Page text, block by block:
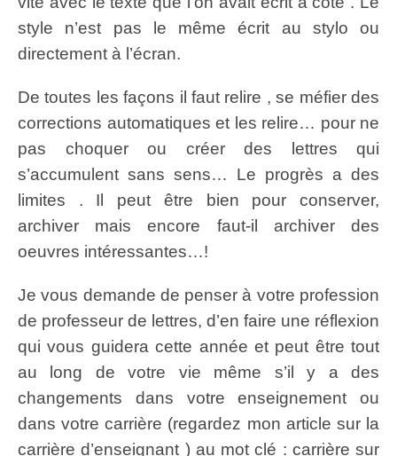
style n’est pas le même écrit au stylo ou
directement à l’écran.
De toutes les façons il faut relire , se méfier des
corrections automatiques et les relire… pour ne
pas choquer ou créer des lettres qui
s’accumulent sans sens… Le progrès a des
limites . Il peut être bien pour conserver,
archiver mais encore faut-il archiver des
oeuvres intéressantes…!
Je vous demande de penser à votre profession
de professeur de lettres, d’en faire une réflexion
qui vous guidera cette année et peut être tout
au long de votre vie même s’il y a des
changements dans votre enseignement ou
dans votre carrière (regardez mon article sur la
carrière d’enseignant ) au mot clé : carrière sur